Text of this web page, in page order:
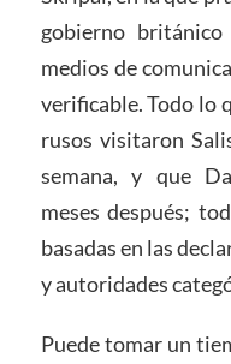
gobierno
medios de
verificable. Todo lo
rusos visitaron
semana, y que
meses después;
basadas en las
y autoridades
Puede tomar un